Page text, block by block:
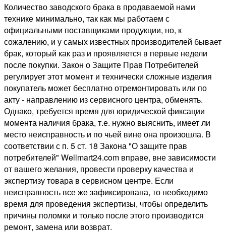
Количество заводского брака в продаваемой нами
технике минимально, так как мы работаем с
официальными поставщиками продукции, но, к
сожалению, и у самых известных производителей бывает
брак, который как раз и проявляется в первые недели
после покупки. Закон о Защите Прав Потребителей
регулирует этот момент и технически сложные изделия
покупатель может бесплатно отремонтировать или по
акту - направлению из сервисного центра, обменять.
Однако, требуется время для юридической фиксации
момента наличия брака, т.е. нужно выяснить, имеет ли
место неисправность и по чьей вине она произошла. В
соответствии с п. 5 ст. 18 Закона "О защите прав
потребителей" Wellmart24.com вправе, вне зависимости
от вашего желания, провести проверку качества и
экспертизу товара в сервисном центре. Если
неисправность все же зафиксирована, то необходимо
время для проведения экспертизы, чтобы определить
причины поломки и только после этого производится
ремонт, замена или возврат.